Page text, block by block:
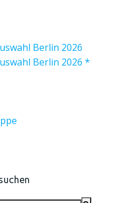
Berlin 2026
Berlin 2026 *